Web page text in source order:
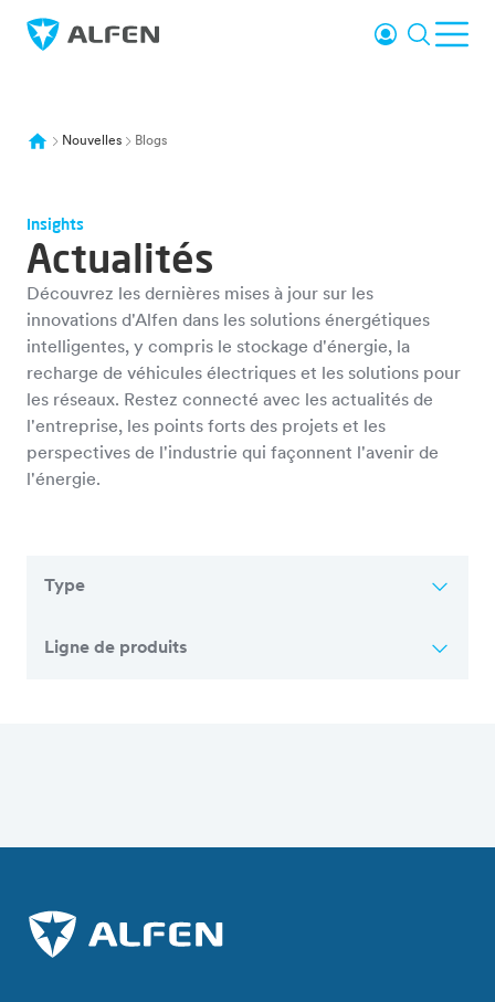
Sauter au contenu principal
Alfen Se connecter
Nouvelles Blogs
Insights
Actualités
Découvrez les dernières mises à jour sur les
innovations d'Alfen dans les solutions énergétiques
intelligentes, y compris le stockage d'énergie, la
recharge de véhicules électriques et les solutions pour
les réseaux. Restez connecté avec les actualités de
l'entreprise, les points forts des projets et les
perspectives de l'industrie qui façonnent l'avenir de
l'énergie.
Type
Ligne de produits